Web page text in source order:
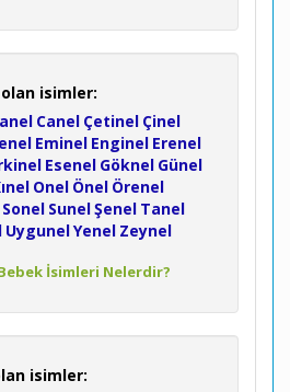
isimler:
Canel Çetinel Çinel
Eminel Enginel Erenel
Esenel Göknel Günel
Onel Önel Örenel
Sonel SunelŞenel Tanel
UygunelYenel Zeynel
İsimleri Nelerdir?
isimler: